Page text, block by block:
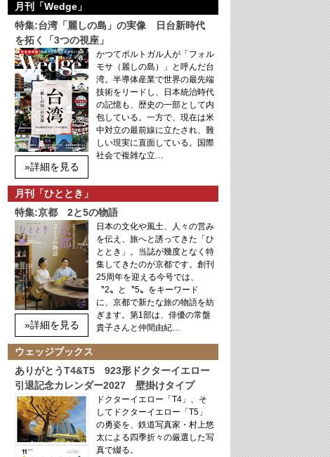
月刊「Wedge」
特集:台湾「麗しの島」の実像 日台新時代
を拓く「3つの視座」
»詳細を見る
かつてポルトガル人が「フォル
モサ（麗しの島）」と呼んだ台
湾。半導体産業で世界の最先端
技術をリードし、日本統治時代
の記憶も、歴史の一部として内
包している。一方で、現在は米
中対立の最前線に立たされ、難
しい現実に直面している。国際
社会で複雑な立…
月刊「ひととき」
特集:京都 2と5の物語
»詳細を見る
日本の文化や風土、人々の営み
を伝え、旅へと誘ってきた「ひ
ととき」。当誌が幾度となく特
集してきたのが京都です。創刊
25周年を迎える今号では、
〝2〟と〝5〟をキーワード
に、京都で新たな旅の物語を紡
ぎます。第1部は、俳優の常盤
貴子さんと仲間由紀…
ウェッジブックス
ありがとうT4&T5 923形ドクターイエロー
引退記念カレンダー2027 壁掛けタイプ
ドクターイエロー「T4」、そ
してドクターイエロー「T5」
の勇姿を、鉄道写真家・村上悠
太による四季折々の厳選した写
真で綴る。